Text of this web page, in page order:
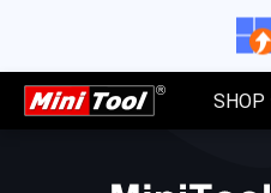
SHOP